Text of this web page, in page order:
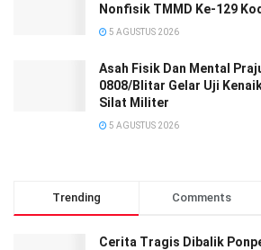
Nonfisik TMMD Ke-129
5 AGUSTUS 2026
Asah Fisik Dan Mental
0808/Blitar Gelar Uji
Silat Militer
5 AGUSTUS 2026
Trending Comments
Cerita Tragis Dibalik